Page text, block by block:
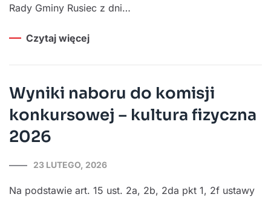
Rady Gminy Rusiec z dni…
Czytaj więcej
Wyniki naboru do komisji
konkursowej – kultura fizyczna
2026
23 LUTEGO, 2026
Na podstawie art. 15 ust. 2a, 2b, 2da pkt 1, 2f ustawy